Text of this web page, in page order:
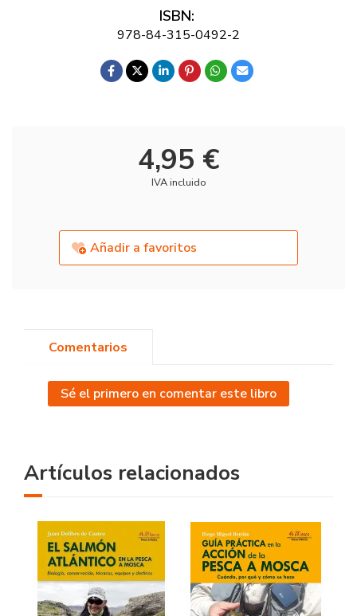
ISBN:
978-84-315-0492-2
4,95 €
IVA incluido
Añadir a favoritos
Comentarios
Sé el primero en comentar este libro
Artículos relacionados